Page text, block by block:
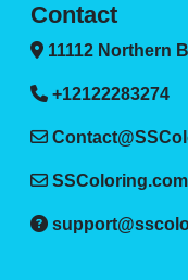
Contact
11112 Northern
+12122283274